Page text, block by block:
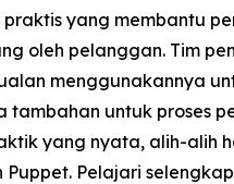
yang membantu
oleh pelanggan. Tim
menggunakannya
untuk proses
yang nyata, alih-alih
Puppet. Pelajari